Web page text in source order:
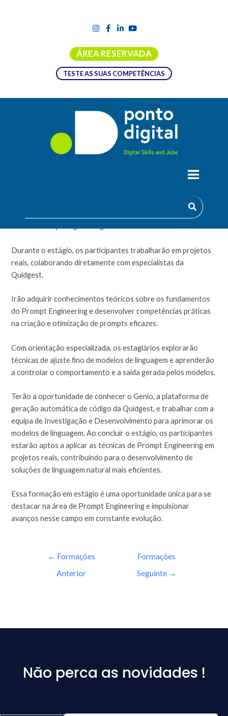
ÁREA RESERVADA
TESTE AS SUAS COMPETÊNCIAS
Esta formação é uma oportunidade prática para alunos e
estudantes interessados em aprimorar suas competências na
Durante o estágio, os participantes trabalharão em projetos
reais, colaborando diretamente com especialistas da
Quidgest.
Irão adquirir conhecimentos teóricos sobre os fundamentos
do Prompt Engineering e desenvolver competências práticas
na criação e otimização de prompts eficazes.
Com orientação especializada, os estagiários explorarão
técnicas de ajuste fino de modelos de linguagem e aprenderão
a controlar o comportamento e a saída gerada pelos modelos.
Terão a oportunidade de conhecer o Genio, a plataforma de
geração automática de código da Quidgest, e trabalhar com a
equipa de Investigação e Desenvolvimento para aprimorar os
modelos de linguagem. Ao concluir o estágio, os participantes
estarão aptos a aplicar as técnicas de Prompt Engineering em
projetos reais, contribuindo para o desenvolvimento de
soluções de linguagem natural mais eficientes.
Essa formação em estágio é uma oportunidade única para se
destacar na área de Prompt Engineering e impulsionar
avanços nesse campo em constante evolução.
← Formações
Anterior
Formações
Seguinte →
Não perca as novidades !